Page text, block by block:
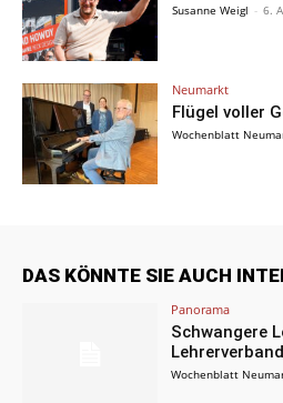
Susanne Weigl - 6.
Neumarkt
Flügel voller
Wochenblatt
DAS KÖNNTE SIE AUCH
Panorama
Schwangere
Wochenblatt